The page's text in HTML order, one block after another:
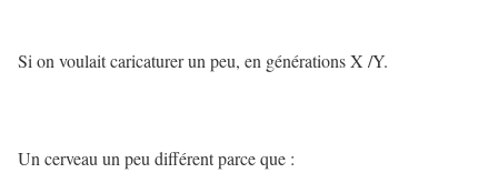
Si on voulait caricaturer un peu, en générations X /Y.
Un cerveau un peu différent parce que :